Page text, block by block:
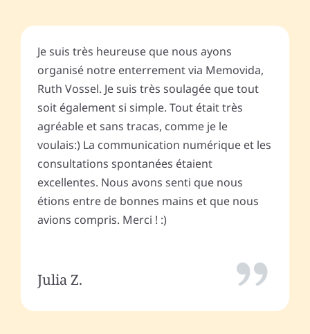
Je suis très heureuse que nous ayons
organisé notre enterrement via Memovida,
Ruth Vossel. Je suis très soulagée que tout
soit également si simple. Tout était très
agréable et sans tracas, comme je le
voulais:) La communication numérique et les
consultations spontanées étaient
excellentes. Nous avons senti que nous
étions entre de bonnes mains et que nous
avions compris. Merci ! :)
Julia Z.